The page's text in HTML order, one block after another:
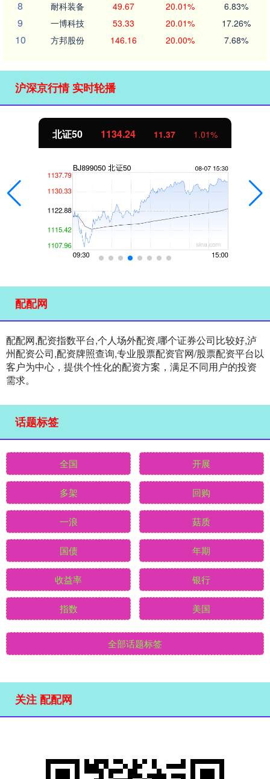
8 耐科装备 49.67 20.01% 6.83%
9 一博科技 53.33 20.01% 17.26%
10 方邦股份 146.16 20.00% 7.68%
沪深京行情 实时轮播
北证50 1134.24 11.37 1.01%
配配网
配配网,配资指数平台,个人场外配资,哪个证券公司比较好,泸
州配资公司,配资牌照查询,专业股票配资官网/股票配资平台以
客户为中心，提供个性化的配资方案，满足不同用户的投资
需求。
话题标签
全国 开展
多架 回购
一浪 菇质
国债 年期
收益率 银行
指数 美国
全部话题标签
关注 配配网